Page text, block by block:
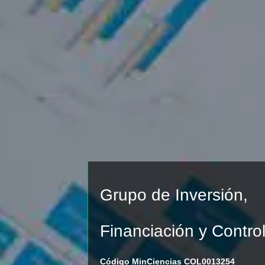
Grupo de Inversión,
Financiación y Control
Código MinCiencias COL0013254